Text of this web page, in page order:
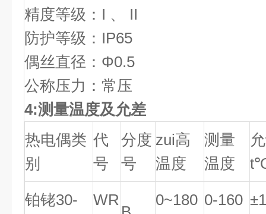
精度等级：I 、 II
防护等级：IP65
偶丝直径：Φ0.5
公称压力：常压
4:测量温度及允差
热电偶类
别
代
号
分度
号
zui高
温度
测量
温度
铂铑30- WR 0~180 0-160